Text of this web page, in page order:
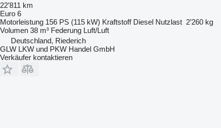
22’811 km
Euro 6
Motorleistung 156 PS (115 kW) Kraftstoff Diesel Nutzlast 2’260 kg
Volumen 38 m³ Federung Luft/Luft
Deutschland, Riederich
GLW LKW und PKW Handel GmbH
Verkäufer kontaktieren